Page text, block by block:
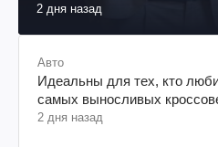
2 дня назад
Авто
Идеальны для тех, кто
самых выносливых
2 дня назад